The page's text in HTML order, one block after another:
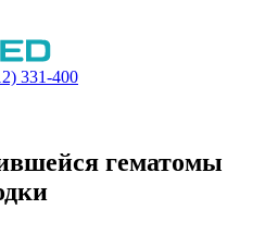
331-400
гематомы